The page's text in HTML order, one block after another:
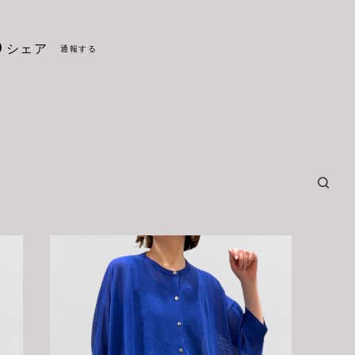
シェア 通報する